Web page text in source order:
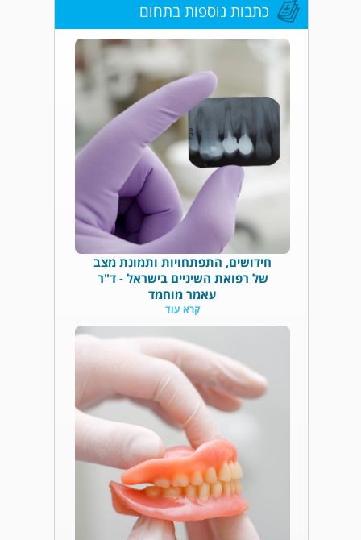
כתבות נוספות בתחום
חידושים, התפתחויות ותמונת מצב
של רפואת השיניים בישראל - ד"ר
עאמר מוחמד
קרא עוד